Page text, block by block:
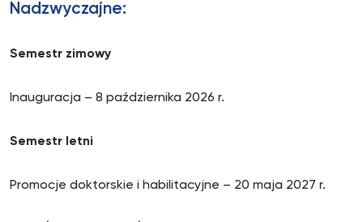
Nadzwyczajne:
Semestr zimowy
Inauguracja – 8 października 2026 r.
Semestr letni
Promocje doktorskie i habilitacyjne – 20 maja 2027 r.